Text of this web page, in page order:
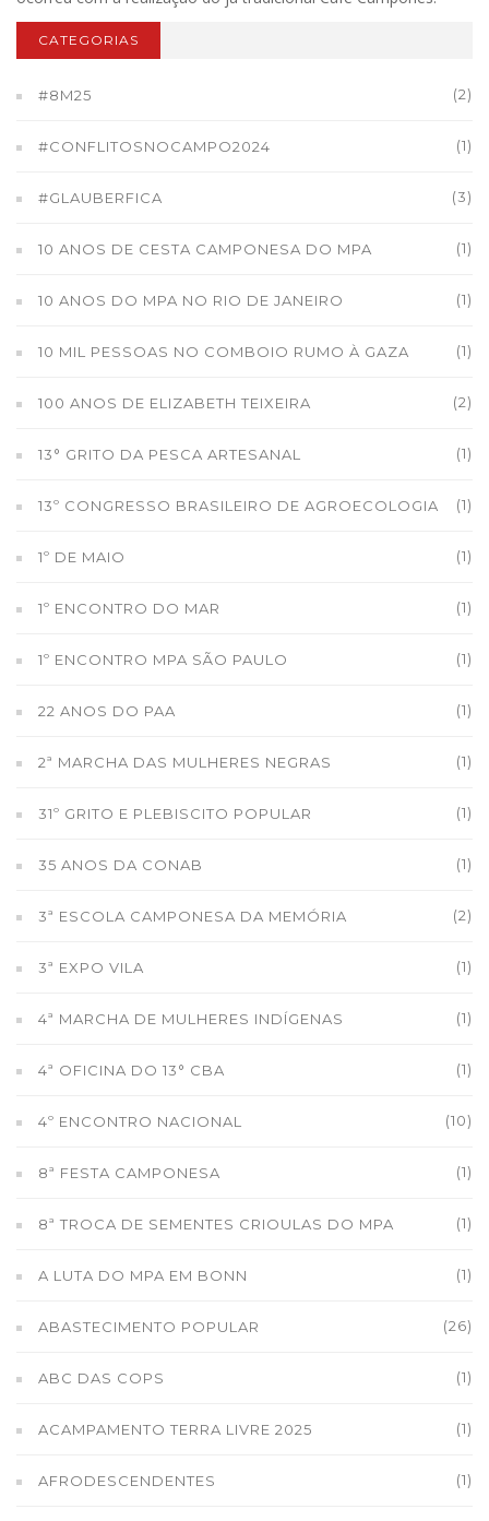
CATEGORIAS
#8M25 (2)
#CONFLITOSNOCAMPO2024 (1)
#GLAUBERFICA (3)
10 ANOS DE CESTA CAMPONESA DO MPA (1)
10 ANOS DO MPA NO RIO DE JANEIRO (1)
10 MIL PESSOAS NO COMBOIO RUMO À GAZA (1)
100 ANOS DE ELIZABETH TEIXEIRA (2)
13° GRITO DA PESCA ARTESANAL (1)
13º CONGRESSO BRASILEIRO DE AGROECOLOGIA (1)
1º DE MAIO (1)
1º ENCONTRO DO MAR (1)
1º ENCONTRO MPA SÃO PAULO (1)
22 ANOS DO PAA (1)
2ª MARCHA DAS MULHERES NEGRAS (1)
31º GRITO E PLEBISCITO POPULAR (1)
35 ANOS DA CONAB (1)
3ª ESCOLA CAMPONESA DA MEMÓRIA (2)
3ª EXPO VILA (1)
4ª MARCHA DE MULHERES INDÍGENAS (1)
4ª OFICINA DO 13° CBA (1)
4º ENCONTRO NACIONAL (10)
8ª FESTA CAMPONESA (1)
8ª TROCA DE SEMENTES CRIOULAS DO MPA (1)
A LUTA DO MPA EM BONN (1)
ABASTECIMENTO POPULAR (26)
ABC DAS COPS (1)
ACAMPAMENTO TERRA LIVRE 2025 (1)
AFRODESCENDENTES (1)